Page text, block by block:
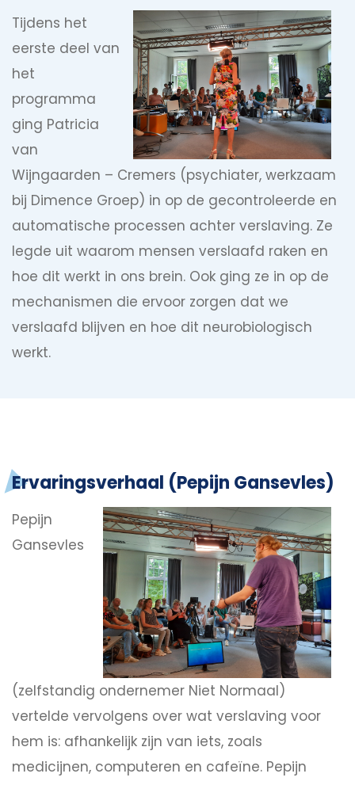
Tijdens het
eerste deel van
het
programma
ging Patricia
van
Wijngaarden – Cremers (psychiater, werkzaam
bij Dimence Groep) in op de gecontroleerde en
automatische processen achter verslaving. Ze
legde uit waarom mensen verslaafd raken en
hoe dit werkt in ons brein. Ook ging ze in op de
mechanismen die ervoor zorgen dat we
verslaafd blijven en hoe dit neurobiologisch
werkt.
Ervaringsverhaal (Pepijn Gansevles)
Pepijn
Gansevles
(zelfstandig ondernemer Niet Normaal)
vertelde vervolgens over wat verslaving voor
hem is: afhankelijk zijn van iets, zoals
medicijnen, computeren en cafeïne. Pepijn